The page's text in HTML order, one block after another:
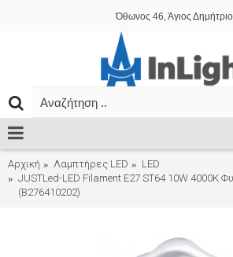
Όθωνος 46, Άγιος
Αρχική Λαμπτήρες LED
LED
JUSTLed-LED Filament Ε27 ST64 10W 4000K
(B276410202)